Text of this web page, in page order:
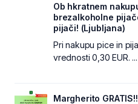
Ob hkratnem
brezalkoholne
pijači! (Ljubljana)
Pri nakupu pice in
vrednosti 0,30 EUR. ...
Margherito